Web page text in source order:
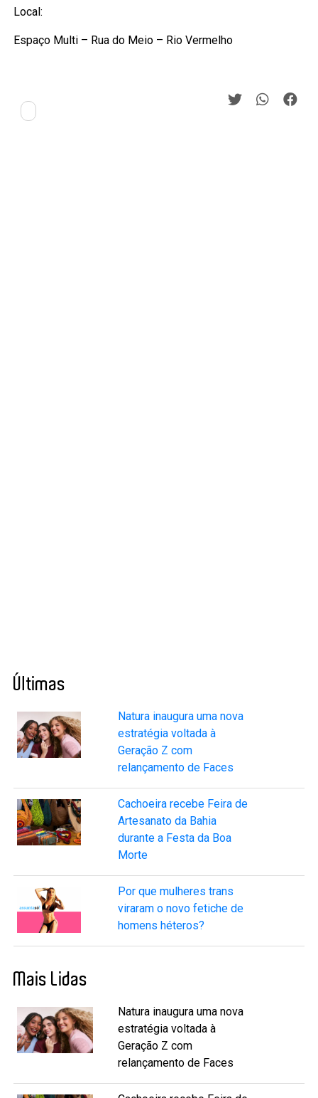
Local:
Espaço Multi – Rua do Meio – Rio Vermelho
Últimas
Natura inaugura uma nova
estratégia voltada à
Geração Z com
relançamento de Faces
Cachoeira recebe Feira de
Artesanato da Bahia
durante a Festa da Boa
Morte
Por que mulheres trans
viraram o novo fetiche de
homens héteros?
Mais Lidas
Natura inaugura uma nova
estratégia voltada à
Geração Z com
relançamento de Faces